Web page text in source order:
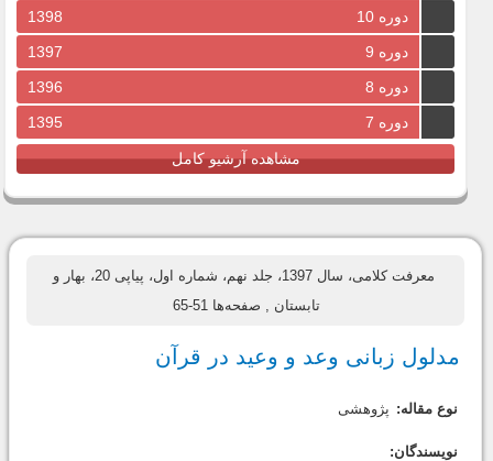
دوره 10
1398
دوره 9
1397
دوره 8
1396
دوره 7
1395
مشاهده آرشیو کامل
معرفت کلامی، سال 1397، جلد نهم، شماره اول، پیاپی 20، بهار و
تابستان
, صفحه‌ها 51-65
مدلول زبانی وعد و وعید در قرآن
نوع مقاله: پژوهشی
نویسندگان: